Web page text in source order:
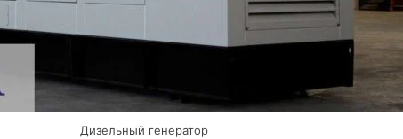
Дизельный генератор